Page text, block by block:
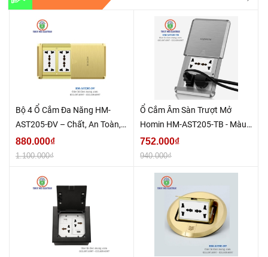
Bộ 4 Ổ Cắm Đa Năng HM-
AST205-ĐV – Chất, An Toàn,
Hiện Đại
880.000₫
1.100.000₫
Ổ Cắm Âm Sàn Trượt Mở
Homin HM-AST205-TB - Màu
Bạc
752.000₫
940.000₫